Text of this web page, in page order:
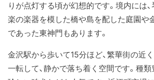
りが点灯する頃が幻想的です。境内には
楽の楽器を模した橋や島を配した庭園や
であった東神門もあります。
金沢駅から歩いて15分ほど、繁華街の近く
一転して、静かで落ち着く空間です。種類